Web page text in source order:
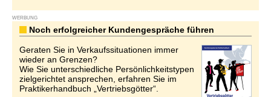
WERBUNG
Noch erfolgreicher Kundengespräche führen
Geraten Sie in Verkaufssituationen immer
wieder an Grenzen?
Wie Sie unterschiedliche Persönlichkeitstypen
zielgerichtet ansprechen, erfahren Sie im
Praktikerhandbuch „Vertriebsgötter“.